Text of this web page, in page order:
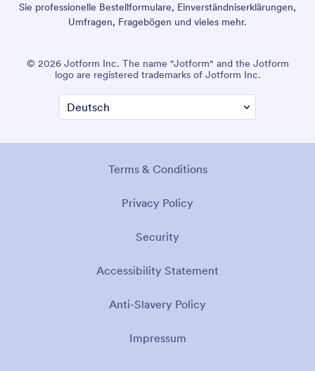
Sie professionelle Bestellformulare, Einverständniserklärungen,
Umfragen, Fragebögen und vieles mehr.
© 2026 Jotform Inc. The name "Jotform" and the Jotform
logo are registered trademarks of Jotform Inc.
Terms & Conditions
Privacy Policy
Security
Accessibility Statement
Anti-Slavery Policy
Impressum